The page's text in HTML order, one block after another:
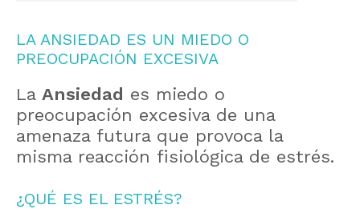
LA ANSIEDAD ES UN MIEDO O
PREOCUPACIÓN EXCESIVA
La Ansiedad es miedo o
preocupación excesiva de una
amenaza futura que provoca la
misma reacción fisiológica de estrés.
¿QUÉ ES EL ESTRÉS?